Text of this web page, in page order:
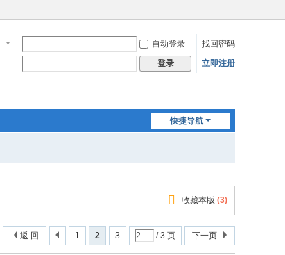
自动登录
找回密码
登录 立即注册
快捷导航
收藏本版 (3)
1 2 3 / 3 页 下一页
返 回